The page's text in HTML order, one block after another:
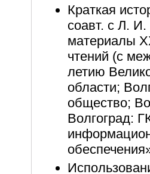
Краткая
соавт. с Л.
материалы
чтений (с
летию
области;
общество;
Волгоград: